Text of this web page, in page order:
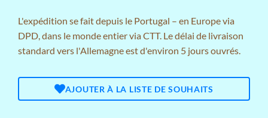
L'expédition se fait depuis le Portugal – en Europe via
DPD, dans le monde entier via CTT. Le délai de livraison
standard vers l'Allemagne est d'environ 5 jours ouvrés.
AJOUTER À LA LISTE DE SOUHAITS